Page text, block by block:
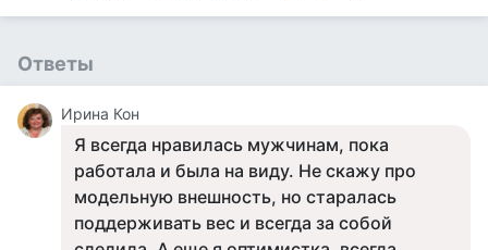
Ответы
Ирина Кон
Я всегда нравилась мужчинам, пока
работала и была на виду. Не скажу про
модельную внешность, но старалась
поддерживать вес и всегда за собой